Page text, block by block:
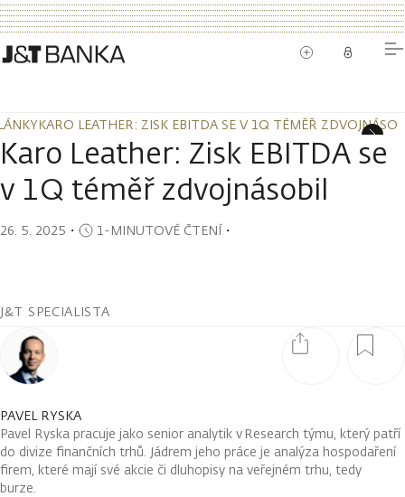
KARO LEATHER: ZISK EBITDA SE V 1Q TÉMĚŘ
KARO LEATHER: ZISK EBITDA SE V 1Q TÉMĚŘ
Karo Leather: Zisk EBITDA se
v 1Q téměř zdvojnásobil
26. 5. 2025 ・ 1-MINUTOVÉ ČTENÍ・
J&T SPECIALISTA
PAVEL RYSKA
Pavel Ryska pracuje jako senior analytik v Research týmu, který patří
do divize finančních trhů. Jádrem jeho práce je analýza hospodaření
firem, které mají své akcie či dluhopisy na veřejném trhu, tedy
burze.